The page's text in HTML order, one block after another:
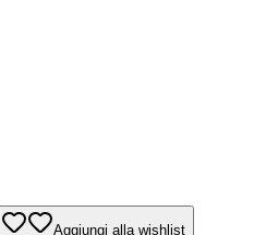
Aggiungi alla wishlist